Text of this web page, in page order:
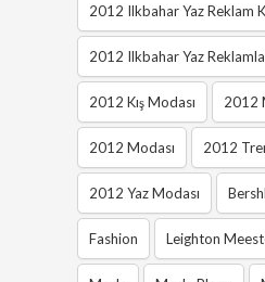
2012 Ilkbahar Yaz Reklam
2012 Ilkbahar Yaz
2012 Kış Modası 2012
2012 Modası 2012
2012 Yaz Modası
Fashion Leighton